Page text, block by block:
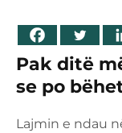
Pak ditë
se po
Lajmin e ndau